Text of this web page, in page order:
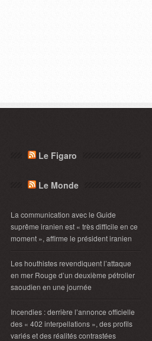
Le Figaro
Le Monde
La communication avec le Guide
suprême iranien est « très difficile en ce
moment », affirme le président iranien
Les houthistes revendiquent l’attaque
en mer Rouge d’un deuxième pétrolier
saoudien en une journée
Incendies : derrière l’annonce officielle
des « 402 interpellations », des profils
variés et des réalités contrastées